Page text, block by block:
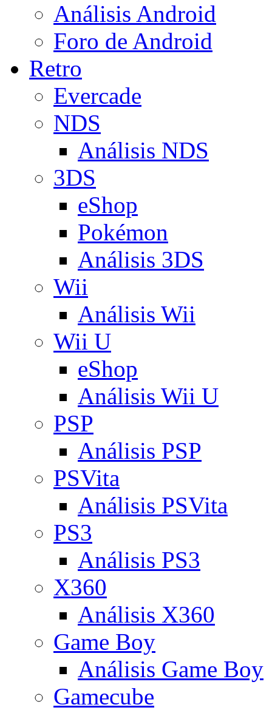
Análisis Android
Foro de Android
Retro
Evercade
NDS
Análisis NDS
3DS
eShop
Pokémon
Análisis 3DS
Wii
Análisis Wii
Wii U
eShop
Análisis Wii U
PSP
Análisis PSP
PSVita
Análisis PSVita
PS3
Análisis PS3
X360
Análisis X360
Game Boy
Análisis Game Boy
Gamecube